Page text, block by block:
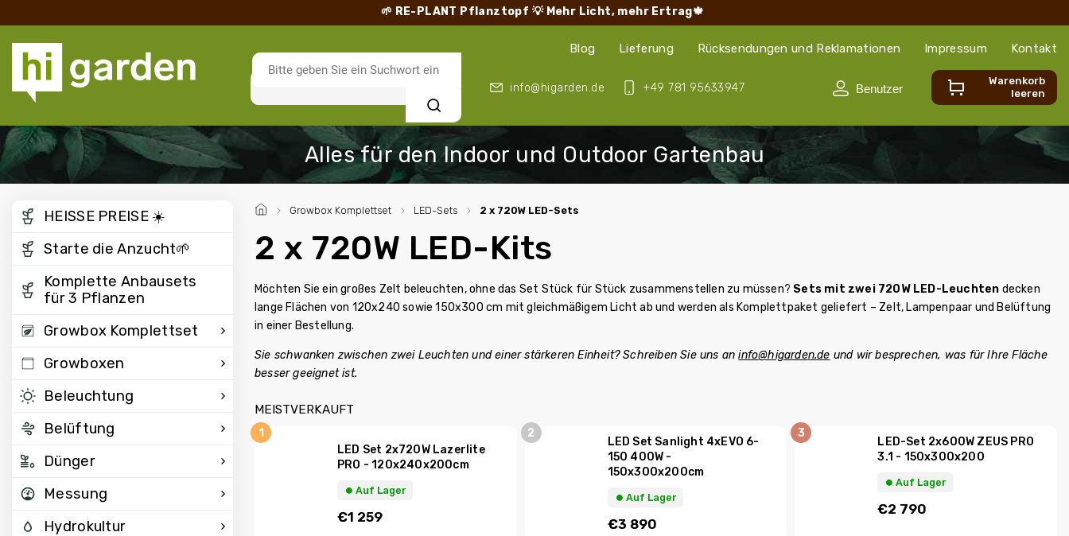
🌱 RE-PLANT Pflanztopf 💡 Mehr Licht, mehr Ertrag🍁
+49 781 95633947
info@higarden.de
Blog Lieferung Rücksendungen und Reklamationen Impressum Kontakt
Suchen
Warenkorb
leeren
/ Growbox Komplettset / LED-Sets / 2 x 720W LED-Sets
HEISSE PREISE ☀️
Starte die Anzucht🌱
Komplette Anbausets
für 3 Pflanzen
Growbox Komplettset
Growboxen
Beleuchtung
Belüftung
Dünger
Messung
Hydrokultur
2 x 720W LED-Kits
Möchten Sie ein großes Zelt beleuchten, ohne das Set Stück für Stück zusammenstellen zu müssen? Sets mit zwei 720W LED-Leuchten decken
lange Flächen von 120x240 sowie 150x300 cm mit gleichmäßigem Licht ab und werden als Komplettpaket geliefert – Zelt, Lampenpaar und Belüftung
in einer Bestellung.
Sie schwanken zwischen zwei Leuchten und einer stärkeren Einheit? Schreiben Sie uns aninfo@higarden.de und wir besprechen, was für Ihre Fläche
besser geeignet ist.
MEISTVERKAUFT
LED Set 2x720W Lazerlite
PRO - 120x240x200cm
⏺︎ Auf Lager
€1 259
LED Set Sanlight 4xEVO 6-
150 400W -
150x300x200cm
⏺︎ Auf Lager
€3 890
LED-Set 2x600W ZEUS PRO
3.1 - 150x300x200
⏺︎ Auf Lager
€2 790